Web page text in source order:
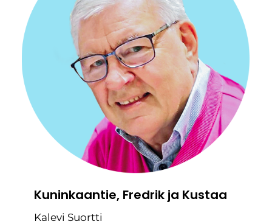
Kuninkaantie, Fredrik ja Kustaa
Kalevi Suortti